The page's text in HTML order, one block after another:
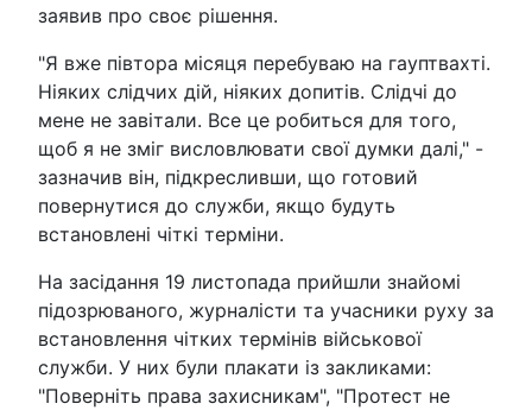
заявив про своє рішення.
"Я вже півтора місяця перебуваю на гауптвахті.
Ніяких слідчих дій, ніяких допитів. Слідчі до
мене не завітали. Все це робиться для того,
щоб я не зміг висловлювати свої думки далі," -
зазначив він, підкресливши, що готовий
повернутися до служби, якщо будуть
встановлені чіткі терміни.
На засідання 19 листопада прийшли знайомі
підозрюваного, журналісти та учасники руху за
встановлення чітких термінів військової
служби. У них були плакати із закликами:
"Поверніть права захисникам", "Протест не